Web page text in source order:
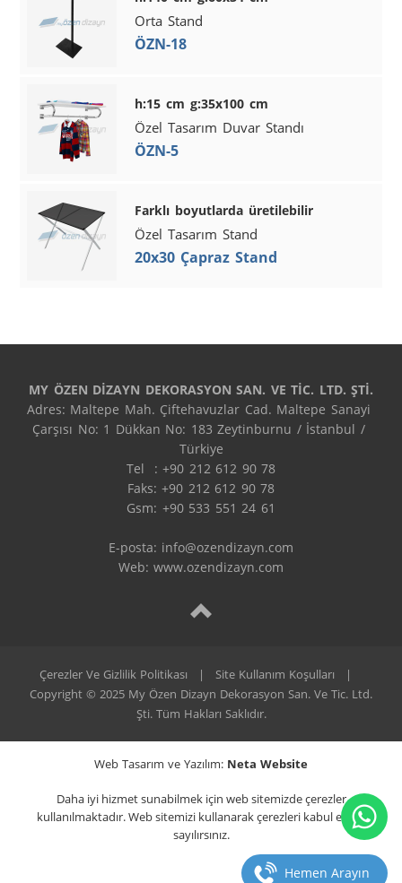
Orta Stand
ÖZN-18
h:15 cm g:35x100 cm
Özel Tasarım Duvar Standı
ÖZN-5
Farklı boyutlarda üretilebilir
Özel Tasarım Stand
20x30 Çapraz Stand
MY ÖZEN DİZAYN DEKORASYON SAN. VE TİC. LTD. ŞTİ.
Adres: Maltepe Mah. Çiftehavuzlar Cad. Maltepe Sanayi
Çarşısı No: 1 Dükkan No: 183 Zeytinburnu / İstanbul /
Türkiye
Tel  : +90 212 612 90 78
Faks: +90 212 612 90 78
Gsm: +90 533 551 24 61
E-posta: info@ozendizayn.com
Web: www.ozendizayn.com
Çerezler Ve Gizlilik Politikası | Site Kullanım Koşulları
|
Copyright © 2025 My Özen Dizayn Dekorasyon San. Ve Tic. Ltd.
Şti. Tüm Hakları Saklıdır.
Web Tasarım ve Yazılım: Neta Website
Daha iyi hizmet sunabilmek için web sitemizde çerezler
kullanılmaktadır. Web sitemizi kullanarak çerezleri kabul etmiş
sayılırsınız.
Hemen Arayın